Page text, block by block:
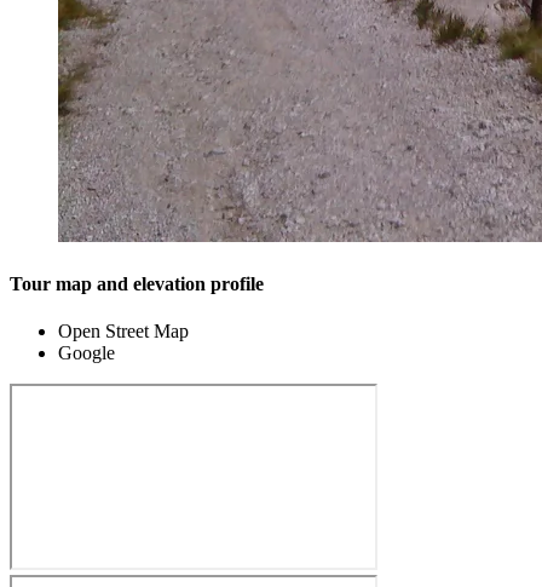
Tour map and elevation profile
Open Street Map
Google